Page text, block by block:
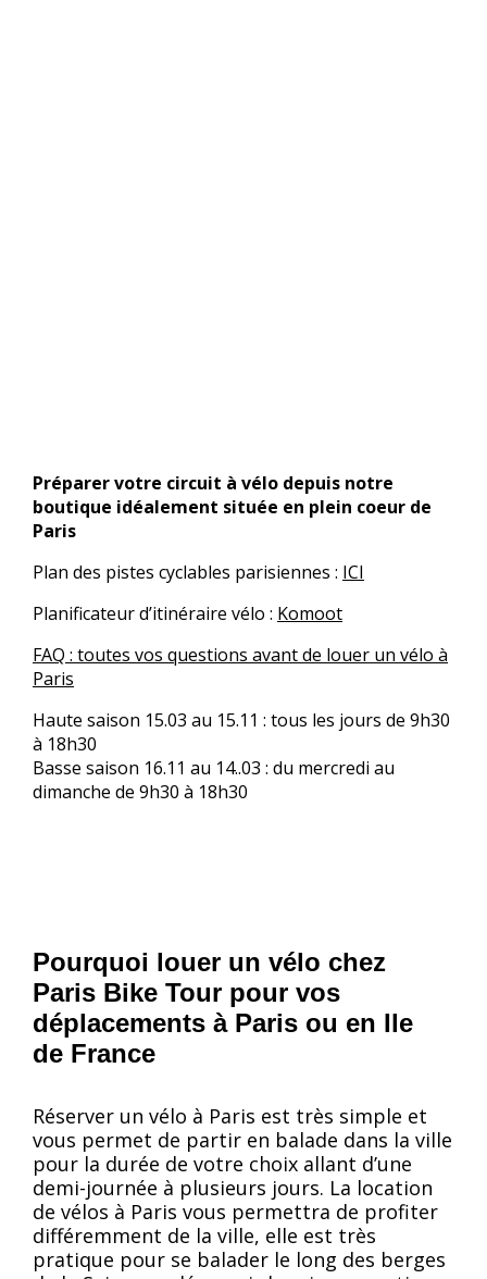
Préparer votre circuit à vélo depuis notre
boutique idéalement située en plein coeur de
Paris
Plan des pistes cyclables parisiennes : ICI
Planificateurd’itinéraire vélo : Komoot
FAQ : toutes vos questions avant de louer un vélo à
Paris
Haute saison 15.03 au 15.11 : tous les jours de 9h30
à 18h30
Basse saison 16.11 au 14..03 : du mercredi au
dimanche de 9h30 à 18h30
Pourquoi louer un vélo chez
Paris Bike Tour pour vos
déplacements à Paris ou en Ile
de France
Réserver un vélo à Paris est très simple et
vous permet de partir en balade dans la ville
pour la durée de votre choix allant d’une
demi-journée à plusieurs jours. La location
de vélos à Paris vous permettra de profiter
différemment de la ville, elle est très
pratique pour se balader le long des berges